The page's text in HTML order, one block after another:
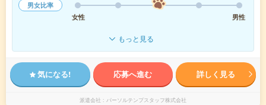
男女比率
女性
男性
もっと見る
気になる! 応募へ進む 詳しく見る
派遣会社 パーソルテンプスタッフ株式会社